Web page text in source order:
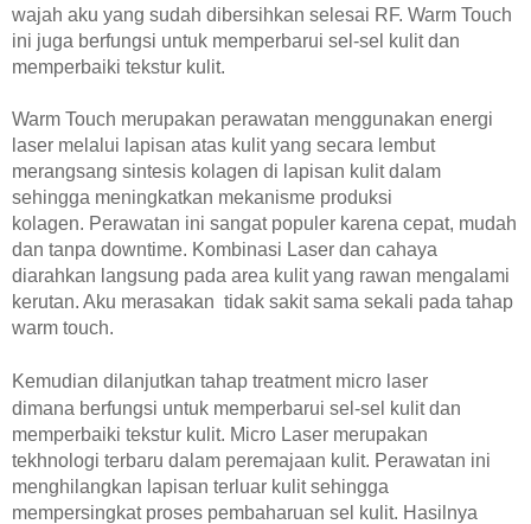
wajah aku yang sudah dibersihkan selesai RF. Warm Touch
ini juga berfungsi untuk memperbarui sel-sel kulit dan
memperbaiki tekstur kulit.
Warm Touch merupakan perawatan menggunakan energi
laser melalui lapisan atas kulit yang secara lembut
merangsang sintesis kolagen di lapisan kulit dalam
sehingga meningkatkan mekanisme produksi
kolagen. Perawatan ini sangat populer karena cepat, mudah
dan tanpa downtime. Kombinasi Laser dan cahaya
diarahkan langsung pada area kulit yang rawan mengalami
kerutan. Aku merasakan tidak sakit sama sekali pada tahap
warm touch.
Kemudian dilanjutkan tahap treatment micro laser
dimana berfungsi untuk memperbarui sel-sel kulit dan
memperbaiki tekstur kulit. Micro Laser merupakan
tekhnologi terbaru dalam peremajaan kulit. Perawatan ini
menghilangkan lapisan terluar kulit sehingga
mempersingkat proses pembaharuan sel kulit. Hasilnya